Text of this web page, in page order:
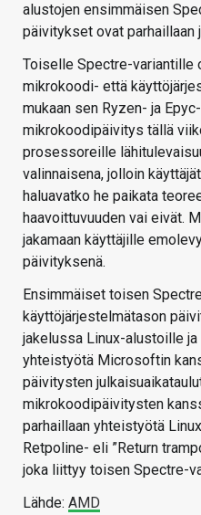
alustojen ensimmäisen
päivitykset ovat parhaillaan
Toiselle Spectre-variantille
mikrokoodi- että
mukaan sen Ryzen- ja
mikrokoodipäivitys tällä
prosessoreille
valinnaisena, jolloin
haluavatko he paikata
haavoittuvuuden vai eivät.
jakamaan käyttäjille
päivityksenä.
Ensimmäiset toisen
käyttöjärjestelmätason
jakelussa Linux-alustoille
yhteistyötä Microsoftin
päivitysten
mikrokoodipäivitysten
parhaillaan yhteistyötä
Retpoline- eli ”Return
joka liittyy toisen Spectre-
Lähde: AMD